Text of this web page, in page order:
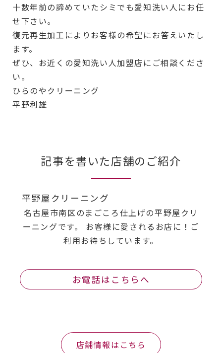
十数年前の諦めていたシミでも愛知洗い人にお任
せ下さい。
復元再生加工によりお客様の希望にお答えいたし
ます。
ぜひ、お近くの愛知洗い人加盟店にご相談くださ
い。
ひらのやクリーニング
平野利雄
記事を書いた店舗のご紹介
平野屋クリーニング
名古屋市南区のまごころ仕上げの平野屋クリ
ーニングです。 お客様に愛されるお店に！ご
利用お待ちしています。
お電話はこちらへ
店舗情報はこちら